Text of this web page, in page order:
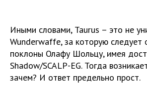
Иными словами, Taurus – это не
Wunderwaffe, за которую следует
поклоны Олафу Шольцу, имея
Shadow/SCALP-EG. Тогда
зачем? И ответ предельно прост.